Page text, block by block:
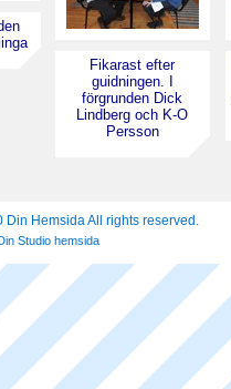
Fikarast efter
guidningen. I
förgrunden Dick
Lindberg och K-O
Persson
Hemsida All rights reserved.
Studio hemsida